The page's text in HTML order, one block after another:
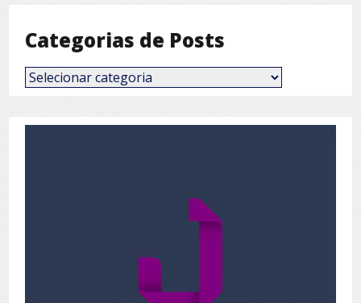
Categorias de Posts
Categorias
de